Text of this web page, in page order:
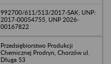
992700/611/513/2017-SAK; UNP:
2017-00054755, UNP 2026-
00167822
Przedsiębiorstwo Produkcji
Chemicznej Prodryn, Chorzów ul.
Długa 53